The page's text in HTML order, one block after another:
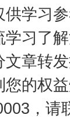
供学习
学习了
文章转
您的权
，请
亿！段成刚被判无